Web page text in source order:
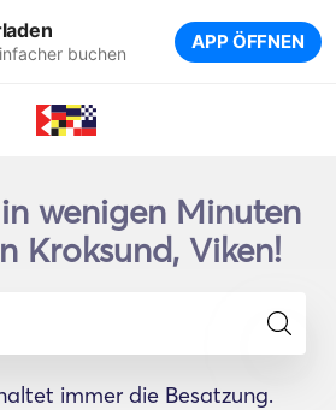
buchen APP ÖFFNEN
wenigen Minuten
Kroksund, Viken!
immer die Besatzung.